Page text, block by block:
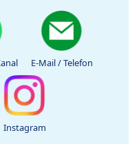
E-Mail / Telefon
Instagram